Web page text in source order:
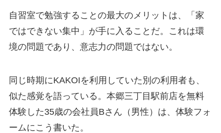
自習室で勉強することの最大のメリットは、「家
ではできない集中」が手に入ることだ。これは環
境の問題であり、意志力の問題ではない。
同じ時期にKAKOIを利用していた別の利用者も、
似た感覚を語っている。本郷三丁目駅前店を無料
体験した35歳の会社員Bさん（男性）は、体験フォ
ームにこう書いた。